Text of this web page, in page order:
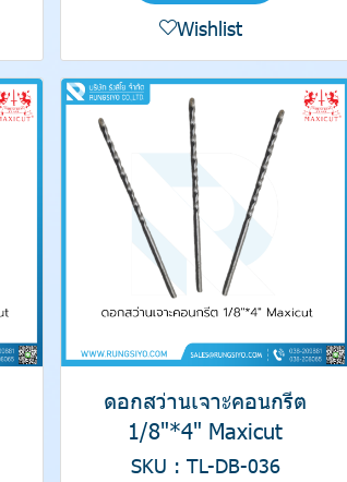
Wishlist
ดอกสว่านเจาะคอนกรีต
1/8"*4" Maxicut
SKU : TL-DB-036